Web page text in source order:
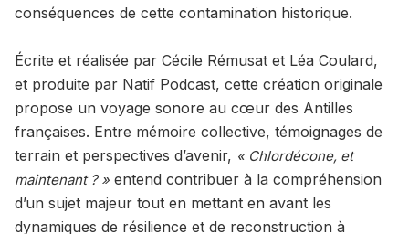
conséquences de cette contamination historique.
Écrite et réalisée par Cécile Rémusat et Léa Coulard,
et produite par Natif Podcast, cette création originale
propose un voyage sonore au cœur des Antilles
françaises. Entre mémoire collective, témoignages de
terrain et perspectives d’avenir, « Chlordécone, et
maintenant ? » entend contribuer à la compréhension
d’un sujet majeur tout en mettant en avant les
dynamiques de résilience et de reconstruction à